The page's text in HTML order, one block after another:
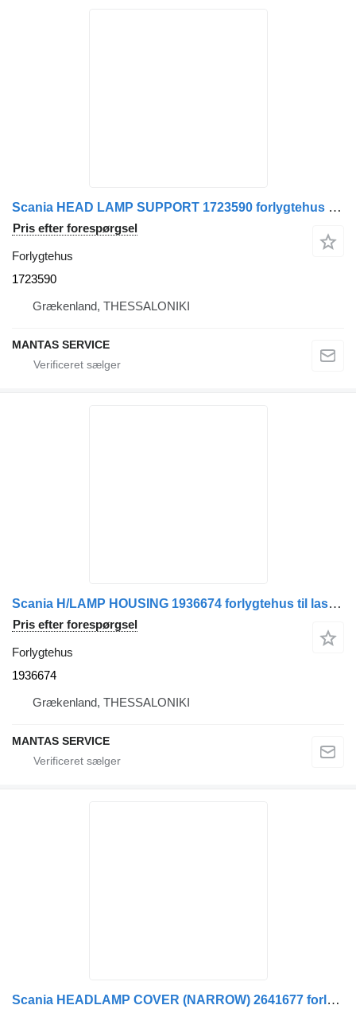
Scania HEAD LAMP SUPPORT 1723590 forlygtehus til Scania lastbil
Pris efter forespørgsel
Forlygtehus
1723590
Grækenland, THESSALONIKI
MANTAS SERVICE
Scania H/LAMP HOUSING 1936674 forlygtehus til lastbil
Pris efter forespørgsel
Forlygtehus
1936674
Grækenland, THESSALONIKI
MANTAS SERVICE
Scania HEADLAMP COVER (NARROW) 2641677 forlygtehus til lastbil